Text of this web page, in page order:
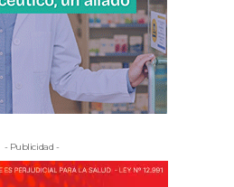
- Publicidad -